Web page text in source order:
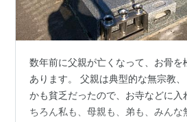
数年前に父親が亡くなって、お骨を
あります。 父親は典型的な無宗教
かも貧乏だったので、お寺などに入
ちろん私も、母親も、弟も、みんな